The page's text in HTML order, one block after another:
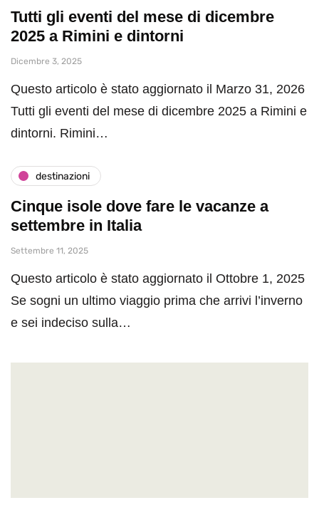
Tutti gli eventi del mese di dicembre
2025 a Rimini e dintorni
Dicembre 3, 2025
Questo articolo è stato aggiornato il Marzo 31, 2026
Tutti gli eventi del mese di dicembre 2025 a Rimini e
dintorni. Rimini…
destinazioni
Cinque isole dove fare le vacanze a
settembre in Italia
Settembre 11, 2025
Questo articolo è stato aggiornato il Ottobre 1, 2025
Se sogni un ultimo viaggio prima che arrivi l’inverno
e sei indeciso sulla…